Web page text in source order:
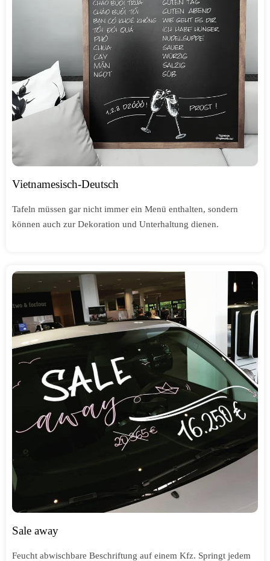
Vietnamesisch-Deutsch
Tafeln müssen gar nicht immer ein Menü enthalten, sondern
können auch zur Dekoration und Unterhaltung dienen.
Sale away
Feucht abwischbare Beschriftung auf einem Kfz. Springt jedem